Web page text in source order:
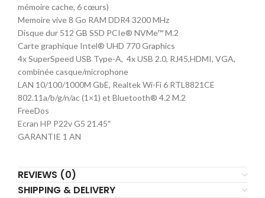
mémoire cache, 6 cœurs)
Memoire vive 8 Go RAM DDR4 3200 MHz
Disque dur 512 GB SSD PCIe® NVMe™ M.2
Carte graphique Intel® UHD 770 Graphics
4x SuperSpeed USB Type-A, 4x USB 2.0, RJ45,HDMI, VGA,
combinée casque/microphone
LAN 10/100/1000M GbE, Realtek Wi-Fi 6 RTL8821CE
802.11a/b/g/n/ac (1×1) et Bluetooth® 4.2 M.2
FreeDos
Ecran HP P22v G5 21.45″
GARANTIE 1 AN
REVIEWS (0)
SHIPPING & DELIVERY